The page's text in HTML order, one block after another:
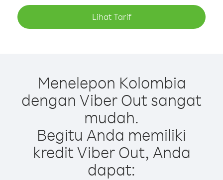
Lihat Tarif
Menelepon Kolombia
dengan Viber Out sangat
mudah.
Begitu Anda memiliki
kredit Viber Out, Anda
dapat: